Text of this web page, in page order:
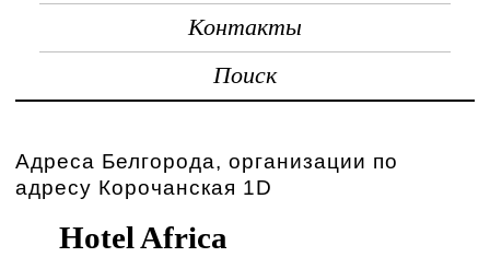
Контакты
Поиск
Адреса Белгорода, организации по
адресу Корочанская 1D
Hotel Africa